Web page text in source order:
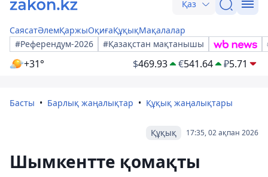
Қаз
СаясатӘлемҚаржыОқиғаҚұқықМақалалар
#Референдум-2026
#Қазақстан мақтанышы
+31° $469.93 €541.64 ₽5.71
Басты Барлық жаңалықтар Құқық жаңалықтары
17:35, 02 ақпан 2026
Құқық
Шымкентте қомақты